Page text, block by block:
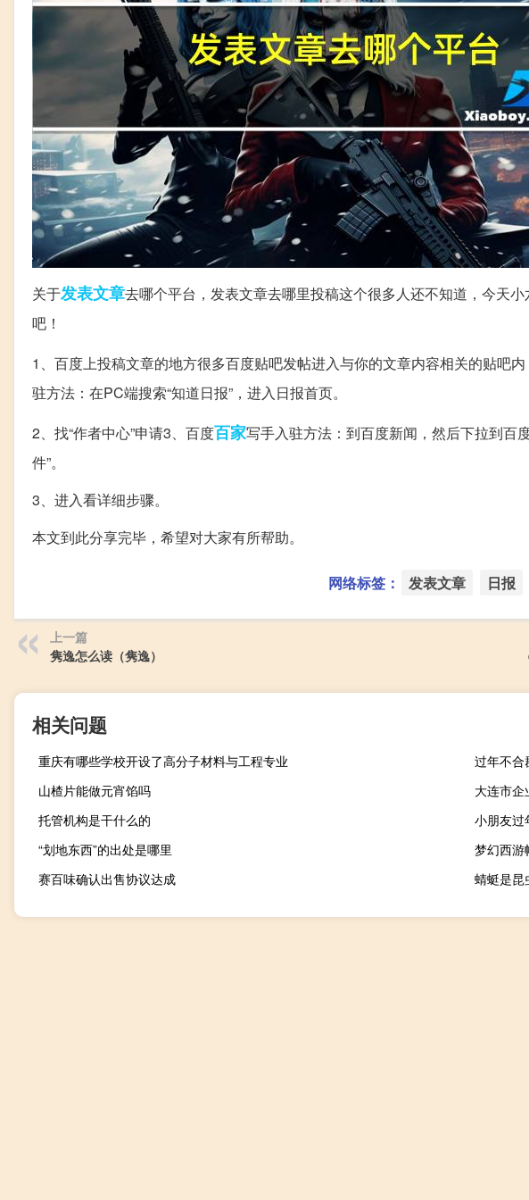
关于发表文章去哪个平台，发表文章去哪里投稿这个很多人还不知道，今天
吧！
1、百度上投稿文章的地方很多百度贴吧发帖进入与你的文章内容相关的贴吧
驻方法：在PC端搜索“知道日报”，进入日报首页。
2、找“作者中心”申请3、百度百家写手入驻方法：到百度新闻，然后下拉到百
件”。
3、进入看详细步骤。
本文到此分享完毕，希望对大家有所帮助。
网络标签： 发表文章 日报
上一篇
隽逸怎么读（隽逸）
相关问题
重庆有哪些学校开设了高分子材料与工程专业
过年不合
山楂片能做元宵馅吗
大连市企
托管机构是干什么的
小朋友过
“划地东西”的出处是哪里
梦幻西游
赛百味确认出售协议达成
蜻蜓是昆